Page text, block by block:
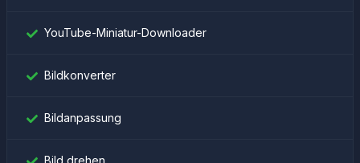
YouTube-Miniatur-Downloader
Bildkonverter
Bildanpassung
Bild drehen